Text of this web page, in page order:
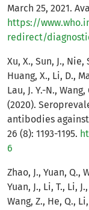
March 25, 2021.
https://
redirect/
Xu, X., Sun, J., Nie,
Huang, X., Li, D.,
Lau, J. Y.-N.,
(2020).
antibodies against
26 (8): 1193-1195.
6
Zhao, J., Yuan, Q.,
Yuan, J., Li, T., Li,
Wang, Z., He, Q.,